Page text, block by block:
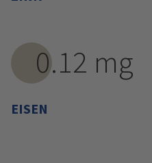
0.12 mg
EISEN